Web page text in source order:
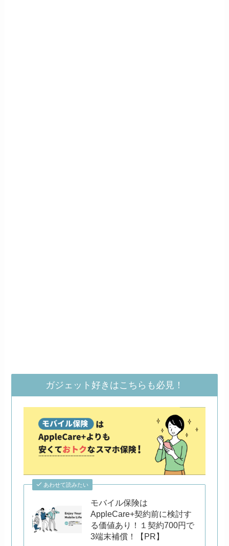
ガジェット好きはこちらも必見！
あわせて読みたい
モバイル保険は
AppleCare+契約前に検討す
る価値あり！１契約700円で
3端末補償！【PR】